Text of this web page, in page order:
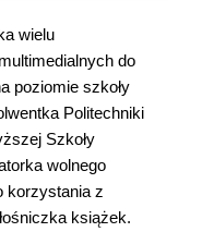
wielu
do
poziomie szkoły
Politechniki
Szkoły
wolnego
korzystania z
książek.